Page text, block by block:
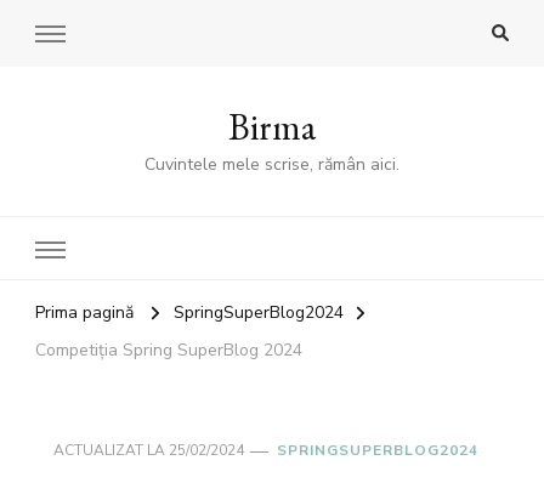
Birma
Cuvintele mele scrise, rămân aici.
Prima pagină
SpringSuperBlog2024
Competiția Spring SuperBlog 2024
ACTUALIZAT LA 25/02/2024 SPRINGSUPERBLOG2024